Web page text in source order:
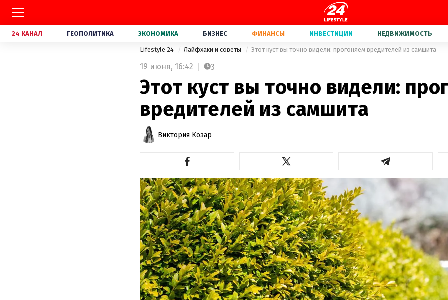
24 КАНАЛ ГЕОПОЛИТИКА ЭКОНОМИКА БИЗНЕС ФИНАНСЫ ИНВЕСТИЦИИ НЕДВИЖИМОСТЬ
Lifestyle 24 Лайфхаки и советы Этот куст вы точно видели: прогоняем вредителей из самшита
19 июня, 16:42 3
Этот куст вы точно видели:
вредителей из самшита
Виктория Козар